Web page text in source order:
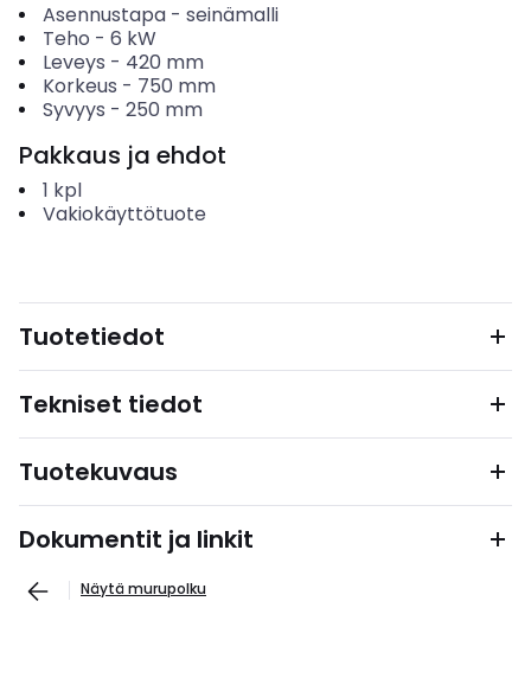
Asennustapa- seinämalli
Teho - 6 kW
Leveys - 420 mm
Korkeus - 750 mm
Syvyys - 250 mm
Pakkaus ja ehdot
1 kpl
Vakiokäyttötuote
Tuotetiedot
Tekniset tiedot
Tuotekuvaus
Dokumentit ja linkit
Näytä murupolku